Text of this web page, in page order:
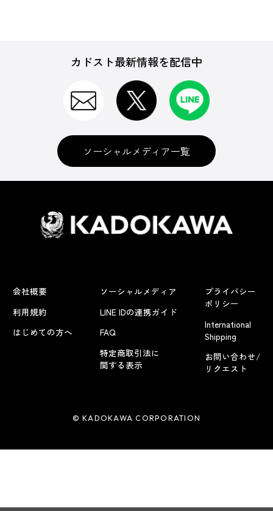
カドスト最新情報を配信中
ソーシャルメディア一覧
会社概要
利用規約
はじめての方へ
ソーシャルメディア
LINE IDの連携ガイド
FAQ
特定商取引法に
関する表示
プライバシー
ポリシー
International
Shipping
お問い合わせ/
リクエスト
© KADOKAWA CORPORATION